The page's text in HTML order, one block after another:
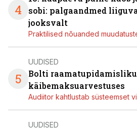
4
sobi: palgaandmed
jooksvalt
Praktilised nõuanded
5
UUDISED
Bolti
käibemaksuarvestuses
Audiitor kahtlustab süsteemset
UUDISED